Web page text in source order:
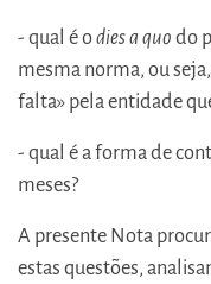
- qual é odies a quo do
mesma norma, ou
falta» pela entidade
- qual é a forma de
meses?
A presente Nota
estas questões,